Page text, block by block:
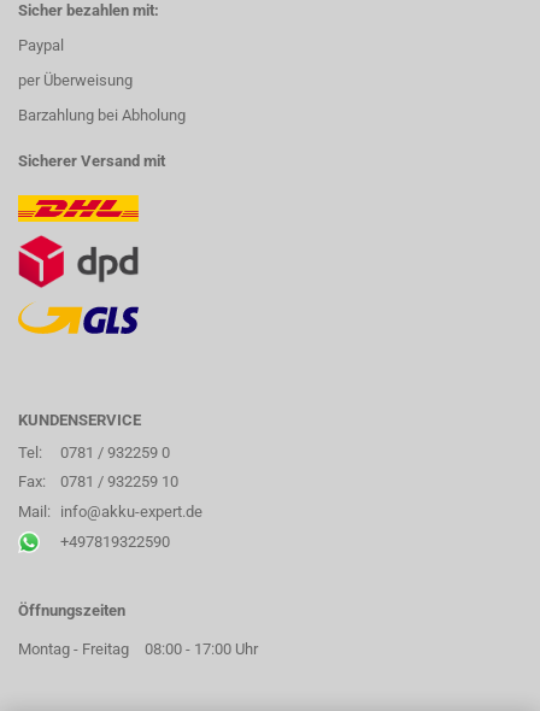
Sicher bezahlen mit:
Paypal
per Überweisung
Barzahlung bei Abholung
Sicherer Versand mit
KUNDENSERVICE
Tel:
0781 / 932259 0
Fax:
0781 / 932259 10
Mail:
info@akku-expert.de
+497819322590
Öffnungszeiten
Montag - Freitag 08:00 - 17:00 Uhr